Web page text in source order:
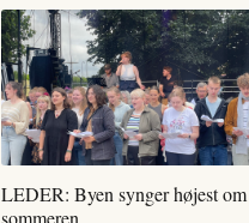
LEDER: Byen synger højest om
sommeren